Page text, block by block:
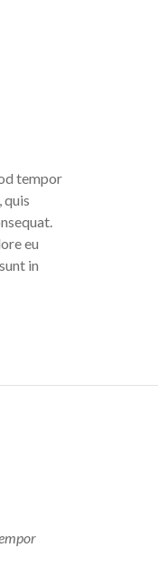
tempor
quis
eu
in